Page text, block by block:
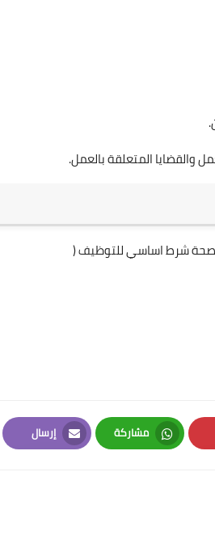
والقضايا المتعلقة بالعمل.
شرط اساسي للتوظيف (
مشاركة
Whatsapp
إرسال
Email